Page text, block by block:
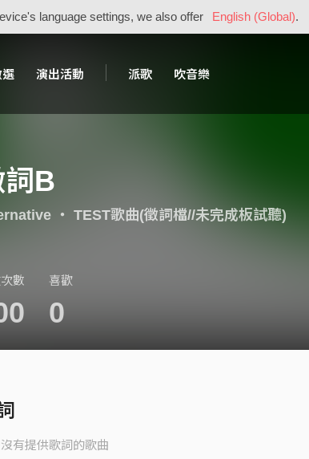
language settings, we also offer English (Global).
選 演出活動 派歌 吹音樂
B
・ TEST歌曲(徵詞檔//未完成板試聽)
數 喜歡
0
有提供歌詞的歌曲